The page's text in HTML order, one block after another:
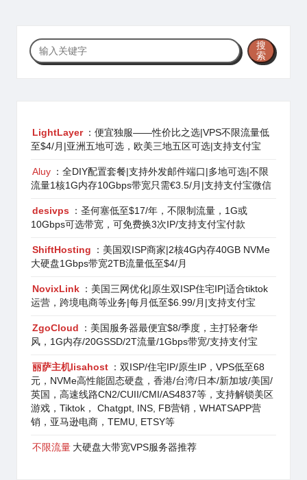
搜
索
搜
索
LightLayer ：便宜独服——性价比之选|VPS不限流量低
至$4/月|亚洲五地可选，欧美三地五区可选|支持支付宝
Aluy ：全DIY配置套餐|支持外发邮件端口|多地可选|不限
流量1核1G内存10Gbps带宽只需€3.5/月|支持支付宝微信
desivps
：圣何塞低至$17/年，不限制流量，1G或
10Gbps可选带宽，可免费换3次IP/支持支付宝付款
ShiftHosting
：美国双ISP商家|2核4G内存40GB NVMe
大硬盘1Gbps带宽2TB流量低至$4/月
NovixLink ：美国三网优化|原生双ISP住宅IP|适合tiktok
运营，跨境电商等业务|每月低至$6.99/月|支持支付宝
ZgoCloud
：美国服务器最便宜$8/季度，主打轻奢华
风，1G内存/20GSSD/2T流量/1Gbps带宽/支持支付宝
丽萨主机lisahost ：双ISP/住宅IP/原生IP，VPS低至68
元，NVMe高性能固态硬盘，香港/台湾/日本/新加坡/美国/
英国，高速线路CN2/CUII/CMI/AS4837等，支持解锁美区
游戏，Tiktok， Chatgpt, INS, FB营销，WHATSAPP营
销，亚马逊电商，TEMU, ETSY等
不限流量 大硬盘大带宽VPS服务器推荐